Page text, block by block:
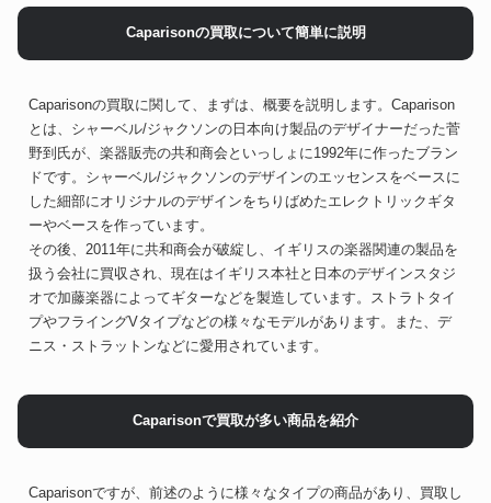
Caparisonの買取について簡単に説明
Caparisonの買取に関して、まずは、概要を説明します。Caparison
とは、シャーベル/ジャクソンの日本向け製品のデザイナーだった菅
野到氏が、楽器販売の共和商会といっしょに1992年に作ったブラン
ドです。シャーベル/ジャクソンのデザインのエッセンスをベースに
した細部にオリジナルのデザインをちりばめたエレクトリックギタ
ーやベースを作っています。
その後、2011年に共和商会が破綻し、イギリスの楽器関連の製品を
扱う会社に買収され、現在はイギリス本社と日本のデザインスタジ
オで加藤楽器によってギターなどを製造しています。ストラトタイ
プやフライングVタイプなどの様々なモデルがあります。また、デ
ニス・ストラットンなどに愛用されています。
Caparisonで買取が多い商品を紹介
Caparisonですが、前述のように様々なタイプの商品があり、買取し